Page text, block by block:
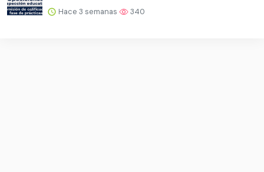
Hace 3 semanas 340